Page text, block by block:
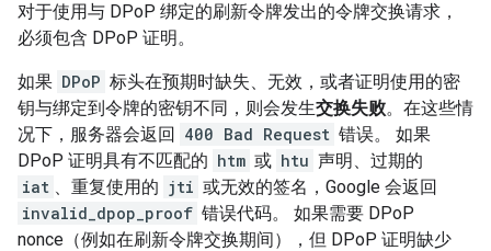
对于使用与 DPoP 绑定的刷新令牌发出的令牌交换请求，
必须包含 DPoP 证明。
如果 DPoP 标头在预期时缺失、无效，或者证明使用的密
钥与绑定到令牌的密钥不同，则会发生交换失败。在这些情
况下，服务器会返回 400 Bad Request 错误。 如果
DPoP 证明具有不匹配的 htm 或 htu 声明、过期的
iat 、重复使用的 jti 或无效的签名，Google 会返回
invalid_dpop_proof 错误代码。 如果需要 DPoP
nonce（例如在刷新令牌交换期间），但 DPoP 证明缺少